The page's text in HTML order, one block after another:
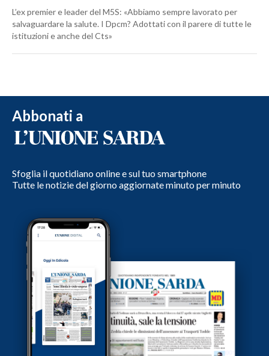
L’ex premier e leader del M5S: «Abbiamo sempre lavorato per
salvaguardare la salute. I Dpcm? Adottati con il parere di tutte le
istituzioni e anche del Cts»
Abbonati a
Sfoglia il quotidiano online e sul tuo smartphone
Tutte le notizie del giorno aggiornate minuto per minuto